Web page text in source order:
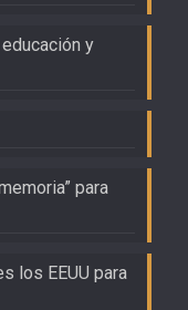
y
para
los EEUU para